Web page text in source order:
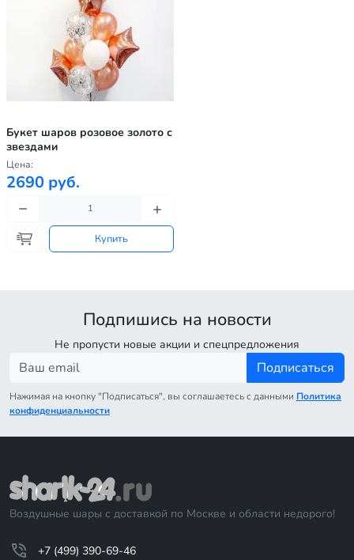
Букет шаров розовое золото с
звездами
Цена:
2690 руб.
Купить
Подпишись на новости
Не пропусти новые акции и спецпредложения
Подписаться
Нажимая на кнопку "Подписаться", вы соглашаетесь с данными Политика
конфиденциальности
Воздушные шары с доставкой по Москве и области недорого!
+7 (499) 390-69-46